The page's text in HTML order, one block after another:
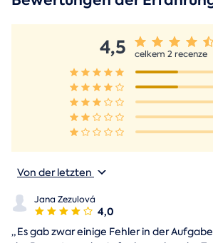
4,5
celkem 2 recenze
Von der letzten
Jana Zezulová
4,0
„Es gab zwar einige Fehler in der